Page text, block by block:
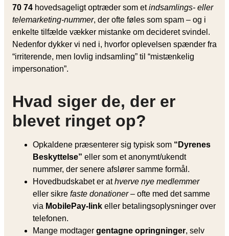
70 74 hovedsageligt optræder som etindsamlings- eller
telemarketing-nummer, der ofte føles som spam – og i
enkelte tilfælde vækker mistanke om decideret svindel.
Nedenfor dykker vi ned i, hvorfor oplevelsen spænder fra
“irriterende, men lovlig indsamling” til “mistænkelig
impersonation”.
Hvad siger de, der er
blevet ringet op?
Opkaldene præsenterer sig typisk som “Dyrenes
Beskyttelse” eller som et anonymt/ukendt
nummer, der senere afslører samme formål.
Hovedbudskabet er athverve nye medlemmer
eller sikre faste donationer– ofte med det samme
via MobilePay-link eller betalingsoplysninger over
telefonen.
Mange modtager gentagne opringninger, selv